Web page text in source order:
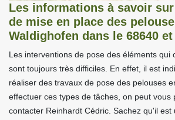
Les informations à savoir
de mise en place des
Waldighofen dans le 68640
Les interventions de pose des éléments qui
sont toujours très difficiles. En effet, il est
réaliser des travaux de pose des pelouses
effectuer ces types de tâches, on peut vous
contacter Reinhardt Cédric. Sachez qu'il est